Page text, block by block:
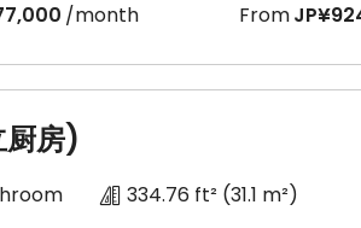
/month From
房)
334.76 ft² (31.1 m²)